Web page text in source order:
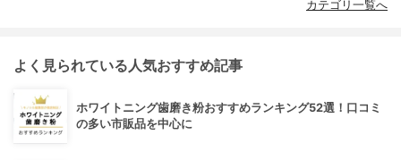
カテゴリ一覧へ
よく見られている人気おすすめ記事
ホワイトニング歯磨き粉おすすめランキング52選！口コミ
の多い市販品を中心に